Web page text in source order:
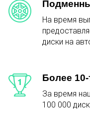
На время
диски на
Более
За время
100 000